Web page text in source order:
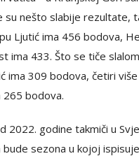
su nešto slabije rezultate,
Ljutić ima 456 bodova,
ima 433. Što se tiče
ima 309 bodova, četiri
bodova.
2022. godine takmiči u
sezona u kojoj